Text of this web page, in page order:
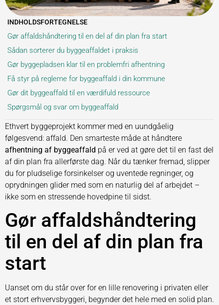
INDHOLDSFORTEGNELSE
Gør affaldshåndtering til en del af din plan fra start
Sådan sorterer du byggeaffaldet i praksis
Gør byggepladsen klar til en problemfri afhentning
Få styr på reglerne for byggeaffald i din kommune
Gør dit byggeaffald til en værdifuld ressource
Spørgsmål og svar om byggeaffald
Ethvert byggeprojekt kommer med en uundgåelig
følgesvend: affald. Den smarteste måde at håndtere
afhentning af byggeaffald på er ved at gøre det til en fast del
af din plan fra allerførste dag. Når du tænker fremad, slipper
du for pludselige forsinkelser og uventede regninger, og
oprydningen glider med som en naturlig del af arbejdet –
ikke som en stressende hovedpine til sidst.
Gør affaldshåndtering
til en del af din plan fra
start
Uanset om du står over for en lille renovering i privaten eller
et stort erhvervsbyggeri, begynder det hele med en solid plan.